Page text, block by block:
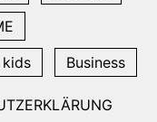
Business